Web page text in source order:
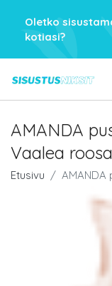
Oletko
kotiasi?
AMANDA
Vaalea roosa
Etusivu